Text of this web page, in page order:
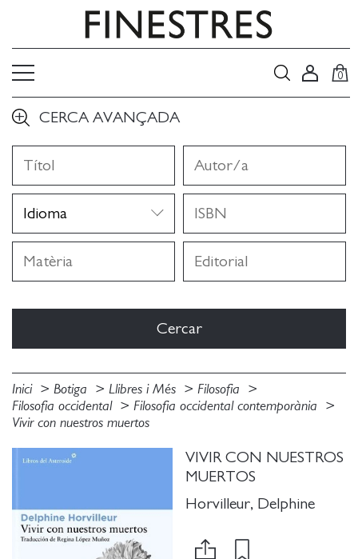
0
CERCA AVANÇADA
Inici Botiga Llibres i Més
Filosofia
Filosofia occidental
Filosofia occidental contemporània
Vivir con nuestros muertos
VIVIR CON NUESTROS
MUERTOS
Horvilleur, Delphine